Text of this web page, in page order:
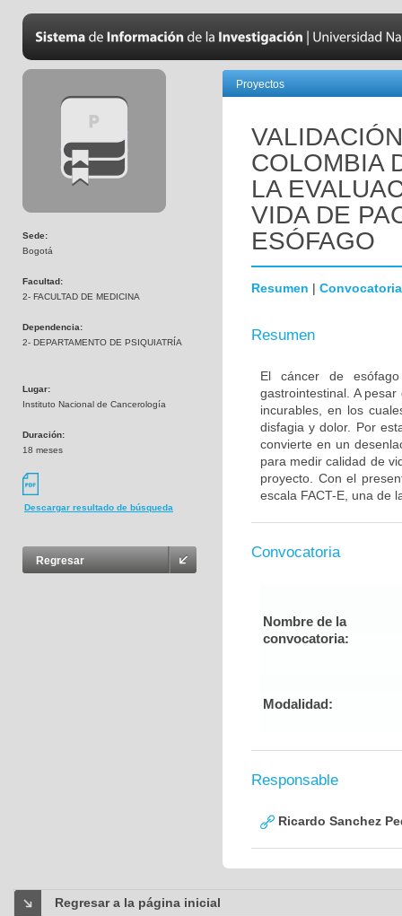
Sede:
Bogotá
Facultad:
2- FACULTAD DE MEDICINA
Dependencia:
2- DEPARTAMENTO DE PSIQUIATRÍA
Lugar:
Instituto Nacional de Cancerología
Duración:
18 meses
Descargar resultado de búsqueda
Regresar
Proyectos
COLOMBIA
LA
VIDA DE
ESÓFAGO
Resumen | Convocatoria
Resumen
El cáncer de
gastrointestinal. A
incurables, en los
disfagia y dolor. Por
convierte en un
para medir calidad de
proyecto. Con el
escala FACT-E, una de
Convocatoria
Nombre de la
convocatoria:
Modalidad:
Responsable
Ricardo Sanchez
Regresar a la página inicial